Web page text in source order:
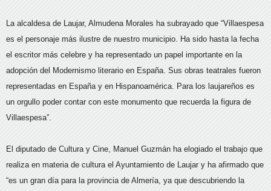
La alcaldesa de Laujar, Almudena Morales ha subrayado que “Villaespesa
es el personaje más ilustre de nuestro municipio. Ha sido hasta la fecha
el escritor más celebre y ha representado un papel importante en la
adopción del Modernismo literario en España. Sus obras teatrales fueron
representadas en España y en Hispanoamérica. Para los laujareños es
un orgullo poder contar con este monumento que recuerda la figura de
Villaespesa”.
El diputado de Cultura y Cine, Manuel Guzmán ha elogiado el trabajo que
realiza en materia de cultura el Ayuntamiento de Laujar y ha afirmado que
“es un gran día para la provincia de Almería, ya que descubriendo la